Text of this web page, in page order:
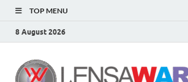
TOP MENU
8 August 2026